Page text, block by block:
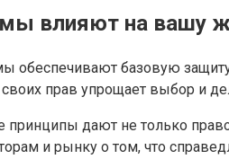
влияют на вашу
обеспечивают базовую
прав упрощает выбор и
дают не только
и рынку о том, что